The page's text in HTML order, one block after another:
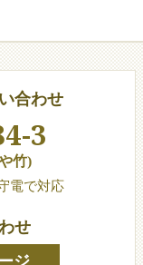
合わせ
3
竹)
電で対応
せ